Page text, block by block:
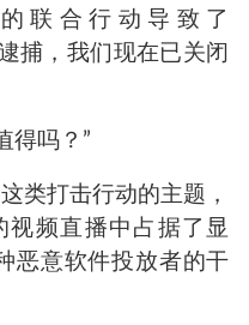
联合行动导致了
捕，我们现在已关闭
得吗？”
类打击行动的主题，
视频直播中占据了显
恶意软件投放者的干